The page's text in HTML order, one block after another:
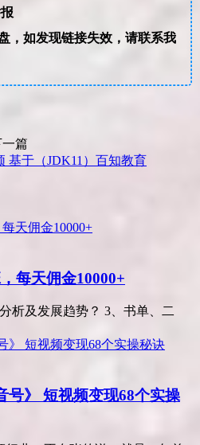
，如发现链接失效，请联系我
篇
基于（JDK11）百知教育
每天佣金10000+
析及发展趋势？ 3、书单、二
号》 短视频变现68个实操